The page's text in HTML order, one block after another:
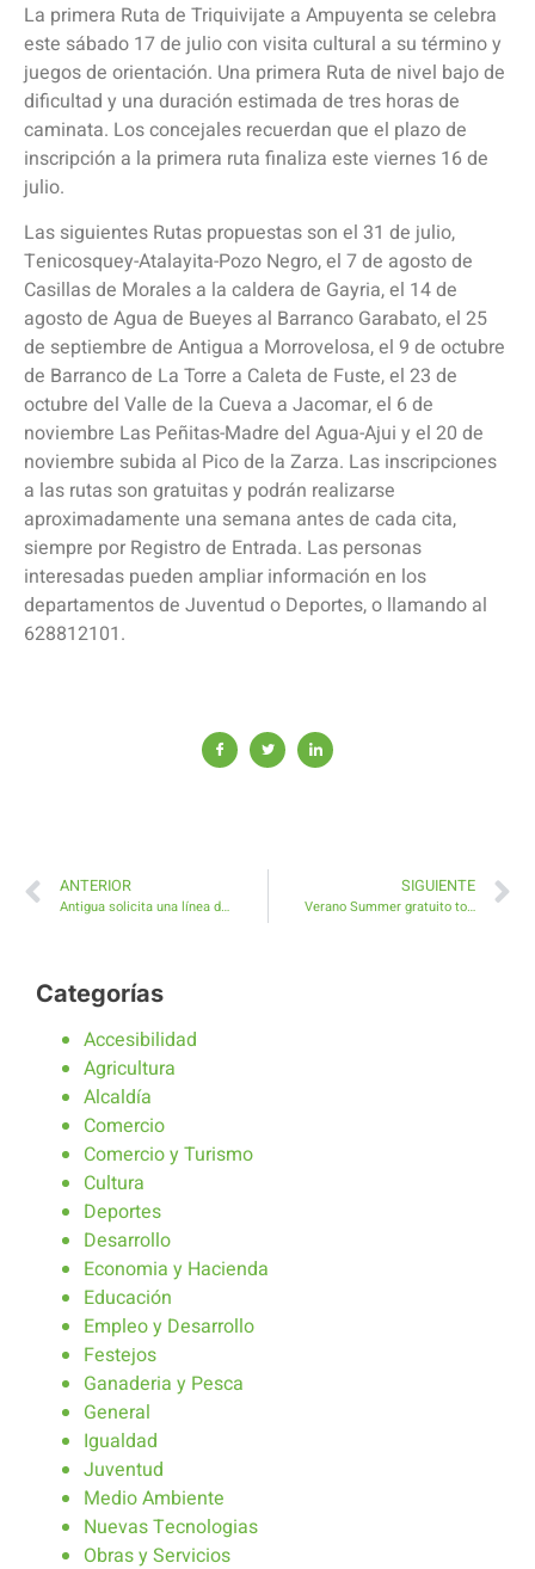
La primera Ruta de Triquivijate a Ampuyenta se celebra
este sábado 17 de julio con visita cultural a su término y
juegos de orientación. Una primera Ruta de nivel bajo de
dificultad y una duración estimada de tres horas de
caminata. Los concejales recuerdan que el plazo de
inscripción a la primera ruta finaliza este viernes 16 de
julio.
Las siguientes Rutas propuestas son el 31 de julio,
Tenicosquey-Atalayita-Pozo Negro, el 7 de agosto de
Casillas de Morales a la caldera de Gayria, el 14 de
agosto de Agua de Bueyes al Barranco Garabato, el 25
de septiembre de Antigua a Morrovelosa, el 9 de octubre
de Barranco de La Torre a Caleta de Fuste, el 23 de
octubre del Valle de la Cueva a Jacomar, el 6 de
noviembre Las Peñitas-Madre del Agua-Ajui y el 20 de
noviembre subida al Pico de la Zarza. Las inscripciones
a las rutas son gratuitas y podrán realizarse
aproximadamente una semana antes de cada cita,
siempre por Registro de Entrada. Las personas
interesadas pueden ampliar información en los
departamentos de Juventud o Deportes, o llamando al
628812101.
ANTERIOR
Antigua solicita una línea de guagua desde Caleta de Fuste a Antigua y Betancuria
SIGUIENTE
Verano Summer gratuito todos los viernes en la playa de El Castillo
Categorías
Accesibilidad
Agricultura
Alcaldía
Comercio
Comercio y Turismo
Cultura
Deportes
Desarrollo
Economia y Hacienda
Educación
Empleo y Desarrollo
Festejos
Ganaderia y Pesca
General
Igualdad
Juventud
Medio Ambiente
Nuevas Tecnologias
Obras y Servicios